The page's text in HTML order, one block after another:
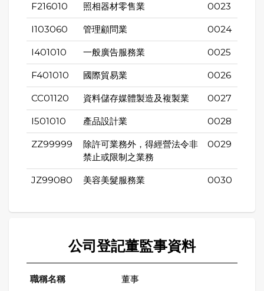
F216010 照相器材零售業 0023
I103060 管理顧問業 0024
I401010 一般廣告服務業 0025
F401010 國際貿易業 0026
CC01120 資料儲存媒體製造及複製業 0027
I501010 產品設計業 0028
ZZ99999
除許可業務外，得經營法令非
禁止或限制之業務
0029
JZ99080 美容美髮服務業 0030
公司登記董監事資料
董事